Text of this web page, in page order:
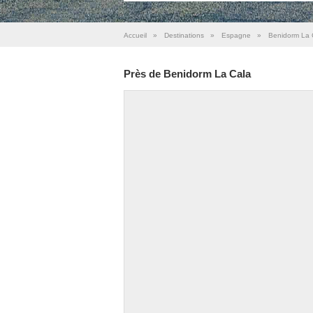
Accueil » Destinations » Espagne » Benidorm La
Près de Benidorm La Cala